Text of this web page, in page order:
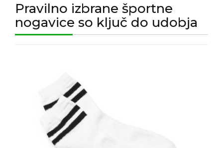
Pravilno izbrane športne
nogavice so ključ do udobja